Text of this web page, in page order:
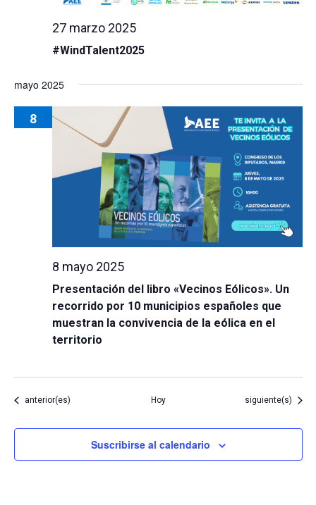
#WindTalent2025
27 marzo 2025
mayo 2025
8
Presentación del libro «Vecinos Eólicos». Un
recorrido por 10 municipios españoles que
muestran la convivencia de la eólica en el
territorio
8 mayo 2025
Eventos
anterior(es) Hoy Eventos
siguiente(s)
Suscribirse al calendario